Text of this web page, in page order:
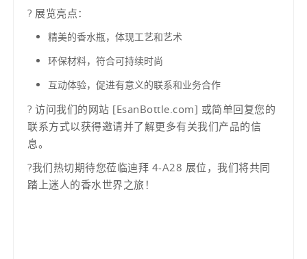
? 展览亮点：
精美的香水瓶，体现工艺和艺术
环保材料，符合可持续时尚
互动体验，促进有意义的联系和业务合作
? 访问我们的网站 [EsanBottle.com] 或简单回复您的
联系方式以获得邀请并了解更多有关我们产品的信
息。
?我们热切期待您莅临迪拜 4-A28 展位，我们将共同
踏上迷人的香水世界之旅！